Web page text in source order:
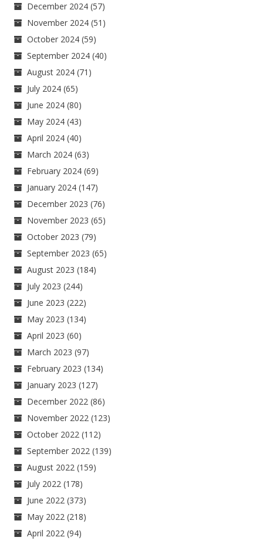
December 2024 (57)
November 2024 (51)
October 2024 (59)
September 2024 (40)
August 2024 (71)
July 2024 (65)
June 2024 (80)
May 2024 (43)
April 2024 (40)
March 2024 (63)
February 2024 (69)
January 2024 (147)
December 2023 (76)
November 2023 (65)
October 2023 (79)
September 2023 (65)
August 2023 (184)
July 2023 (244)
June 2023 (222)
May 2023 (134)
April 2023 (60)
March 2023 (97)
February 2023 (134)
January 2023 (127)
December 2022 (86)
November 2022 (123)
October 2022 (112)
September 2022 (139)
August 2022 (159)
July 2022 (178)
June 2022 (373)
May 2022 (218)
April 2022 (94)